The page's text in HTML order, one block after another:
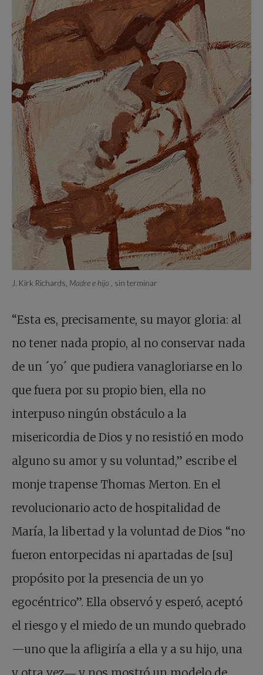
J. Kirk Richards, Madre e hijo , sin terminar
“Esta es, precisamente, su mayor gloria: al
no tener nada propio, al no conservar nada
de un ´yo´ que pudiera vanagloriarse en lo
que fuera por su propio bien, ella no
interpuso ningún obstáculo a la
misericordia de Dios y no resistió en modo
alguno su amor y su voluntad,” escribe el
monje trapense Thomas Merton. En el
revolucionario acto de hospitalidad de
María, la libertad y la voluntad de Dios “no
fueron entorpecidas ni apartadas de [su]
propósito por la presencia de un yo
egocéntrico”. Ella observó y esperó, aceptó
el riesgo y el miedo de un mundo quebrado
—uno que la afligiría a ella y a su hijo, una